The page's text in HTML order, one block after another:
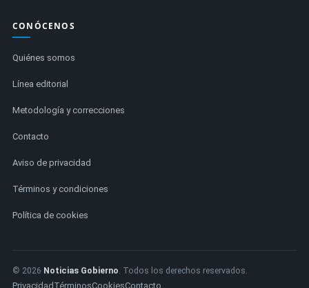
CONÓCENOS
Quiénes somos
Línea editorial
Metodología y correcciones
Contacto
Aviso de privacidad
Términos y condiciones
Política de cookies
© 2026 Noticias Gobierno . Todos los derechos reservados.
Privacidad TérminosCookiesContacto